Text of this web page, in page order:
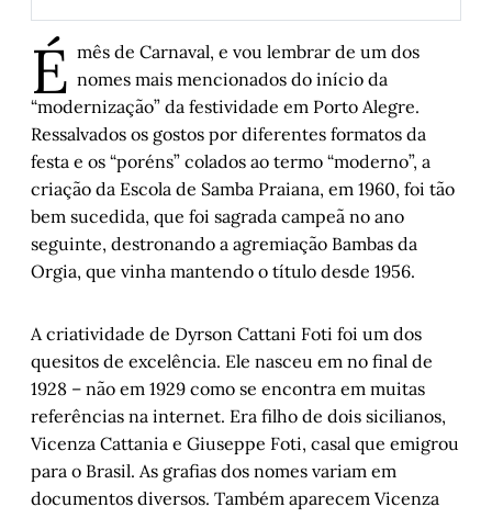
Nem toda mistura é boa
Geração Z não gosta de carnaval?
“Ó, abre alas, que eu quero passar”: Dyrson
Cattani
Estória enviesada
Entre casa e marido
Histórias de Autógrafos: Michael Ruse em
Pedaço de uma vida íntegra
O “avô” dos estudos do livro e da edição no Brasil
A medida das coisas humanas: Capítulo III
É mês de Carnaval, e vou lembrar de um dos
nomes mais mencionados do início da
“modernização” da festividade em Porto Alegre.
Ressalvados os gostos por diferentes formatos da
festa e os “poréns” colados ao termo “moderno”, a
criação da Escola de Samba Praiana, em 1960, foi tão
bem sucedida, que foi sagrada campeã no ano
seguinte, destronando a agremiação Bambas da
Orgia, que vinha mantendo o título desde 1956.
A criatividade de Dyrson Cattani Foti foi um dos
quesitos de excelência. Ele nasceu em no final de
1928 – não em 1929 como se encontra em muitas
referências na internet. Era filho de dois sicilianos,
Vicenza Cattania e Giuseppe Foti, casal que emigrou
para o Brasil. As grafias dos nomes variam em
documentos diversos. Também aparecem Vicenza